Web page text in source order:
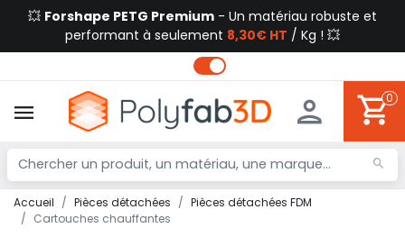
💥 Forshape PETG Premium - Un matériau robuste et
performant à seulement 8,30€ HT / Kg ! 💥
0
Accueil Pièces détachées
Pièces détachées FDM
Cartouches chauffantes